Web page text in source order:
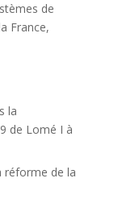
de
France,
la
de Lomé I à
réforme de la